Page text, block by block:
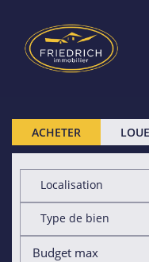
ACHETER
Localisation
Type de bien